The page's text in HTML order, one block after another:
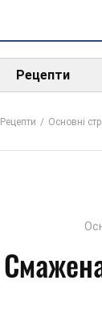
Рецепти
Рецепти Основні